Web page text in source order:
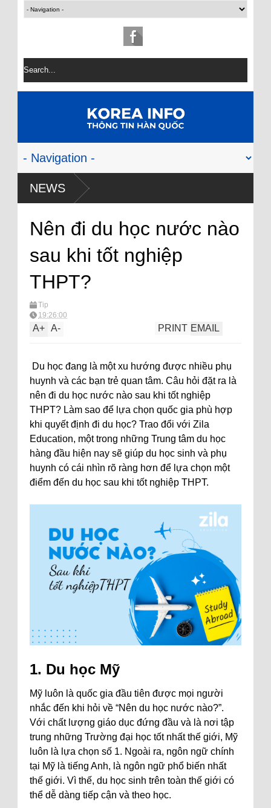
NEWS
Nên đi du học nước nào
sau khi tốt nghiệp
THPT?
Tip
19:26:00
A+ A- EMAIL
PRINT
Du học đang là một xu hướng được nhiều phụ
huynh và các bạn trẻ quan tâm. Câu hỏi đặt ra là
nên đi du học nước nào sau khi tốt nghiệp
THPT? Làm sao để lựa chọn quốc gia phù hợp
khi quyết định đi du học? Trao đổi với Zila
Education, một trong những Trung tâm du học
hàng đầu hiện nay sẽ giúp du học sinh và phụ
huynh có cái nhìn rõ ràng hơn để lựa chọn một
điểm đến du học sau khi tốt nghiệp THPT.
1. Du học Mỹ
Mỹ luôn là quốc gia đầu tiên được mọi người
nhắc đến khi hỏi về “Nên du học nước nào?”.
Với chất lượng giáo dục đứng đầu và là nơi tập
trung những Trường đại học tốt nhất thế giới, Mỹ
luôn là lựa chọn số 1. Ngoài ra, ngôn ngữ chính
tại Mỹ là tiếng Anh, là ngôn ngữ phổ biến nhất
thế giới. Vì thế, du học sinh trên toàn thế giới có
thể dễ dàng tiếp cận và theo học.